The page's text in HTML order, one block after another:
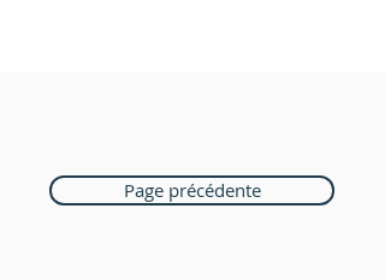
Page précédente